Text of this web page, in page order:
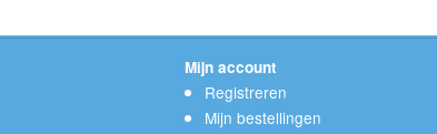
Mijn account
Registreren
Mijn bestellingen